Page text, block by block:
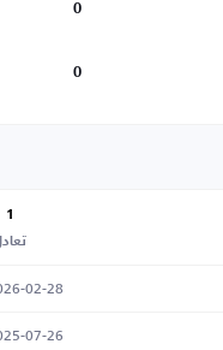
0
0
1
02-28
07-26